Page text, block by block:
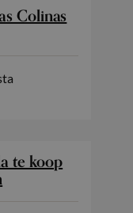
Colinas
te koop